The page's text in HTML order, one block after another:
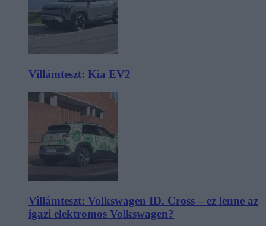
Villámteszt: Kia EV2
Villámteszt: Volkswagen ID. Cross – ez lenne az
igazi elektromos Volkswagen?